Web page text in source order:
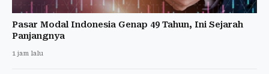
Pasar Modal Indonesia Genap 49 Tahun, Ini Sejarah
Panjangnya
1 jam lalu